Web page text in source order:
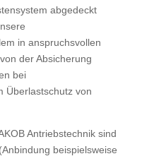
abgedeckt
in anspruchsvollen
der Absicherung
bei
Überlastschutz von
Antriebstechnik sind
beispielsweise